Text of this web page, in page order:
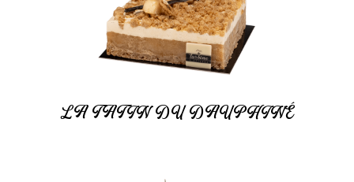
LA TATIN DU DAUPHINÉ